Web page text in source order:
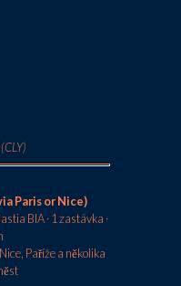
Paris or Nice)
BIA · 1 zastávka ·
Paříže a několika